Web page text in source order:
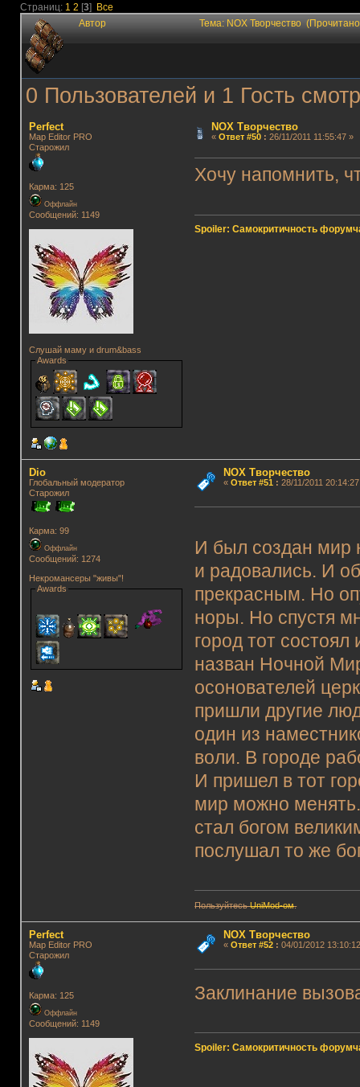
Страниц: 1 2 [3] Все
Автор Тема: NOX Творчество
0 Пользователей и 1 Гость
Perfect
Map Editor PRO
Старожил
Карма: 125
Оффлайн
Сообщений: 1149
Слушай маму и drum&bass
Awards
NOX Творчество
« Ответ #50: 26/11/2011 11:55:47 »
Хочу напомнить,
Spoiler: Самокритичность
Dio
Глобальный модератор
Старожил
Карма: 99
Оффлайн
Сообщений: 1274
Некромансеры "живы"!
Awards
NOX Творчество
« Ответ #51: 28/11/2011
И был создан мир
и радовались. И
прекрасным. Но
норы. Но спустя
город тот
назван Ночной
осонователей
пришли другие
один из
воли. В городе
И пришел в тот
мир можно
стал богом
послушал то же
ПользуйтесьUniMod-ом.
Perfect
Map Editor PRO
Старожил
Карма: 125
Оффлайн
Сообщений: 1149
NOX Творчество
« Ответ #52: 04/01/2012
Заклинание
Spoiler: Самокритичность